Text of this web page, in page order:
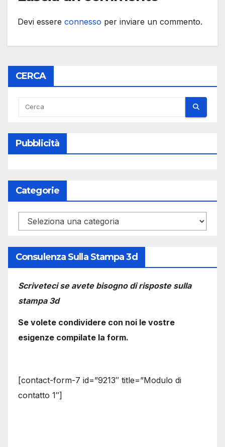
Devi essere connesso per inviare un commento.
CERCA
Pubblicità
Categorie
Categorie
Consulenza Sulla Stampa 3d
Scriveteci se avete bisogno di risposte sulla
stampa 3d
Se volete condividere con noi le vostre
esigenze compilate la form.
[contact-form-7 id=”9213″ title=”Modulo di
contatto 1″]